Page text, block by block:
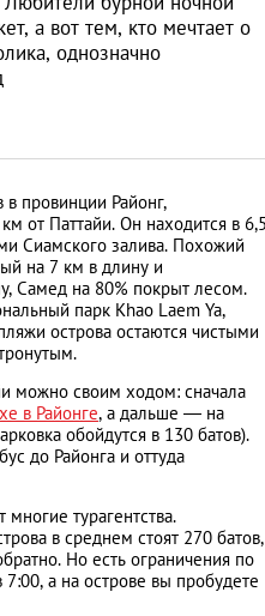
а вот тем, кто мечтает о
однозначно
провинции Районг,
от Паттайи. Он находится в
Сиамского залива. Похожий
на 7 км в длину и
Самед на 80% покрыт лесом.
парк Khao Laem Ya,
острова остаются чистыми
можно своим ходом: сначала
в Районге, а дальше ― на
обойдутся в 130 батов).
до Районга и оттуда
турагентства.
в среднем стоят 270 батов,
Но есть ограничения по
а на острове вы пробудете